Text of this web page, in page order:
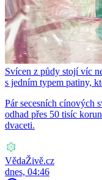
Svícen z půdy stojí víc
s jedním typem patiny,
Pár secesních cínových
odhad přes 50 tisíc
dvaceti.
VědaŽivě.cz
dnes, 04:46